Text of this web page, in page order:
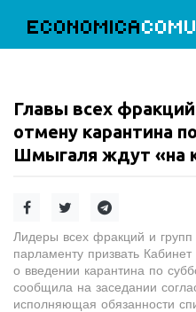
ECONOMICA
Главы всех
отмену карантина
Шмыгаля ждут «на
Лидеры всех фракций и
парламенту призвать
о введении карантина по
сообщила на заседании
исполняющая обязанности